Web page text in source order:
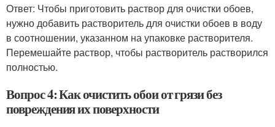
Ответ: Чтобы приготовить раствор для очистки обоев,
нужно добавить растворитель для очистки обоев в воду
в соотношении, указанном на упаковке растворителя.
Перемешайте раствор, чтобы растворитель растворился
полностью.
Вопрос 4: Как очистить обои от грязи без
повреждения их поверхности